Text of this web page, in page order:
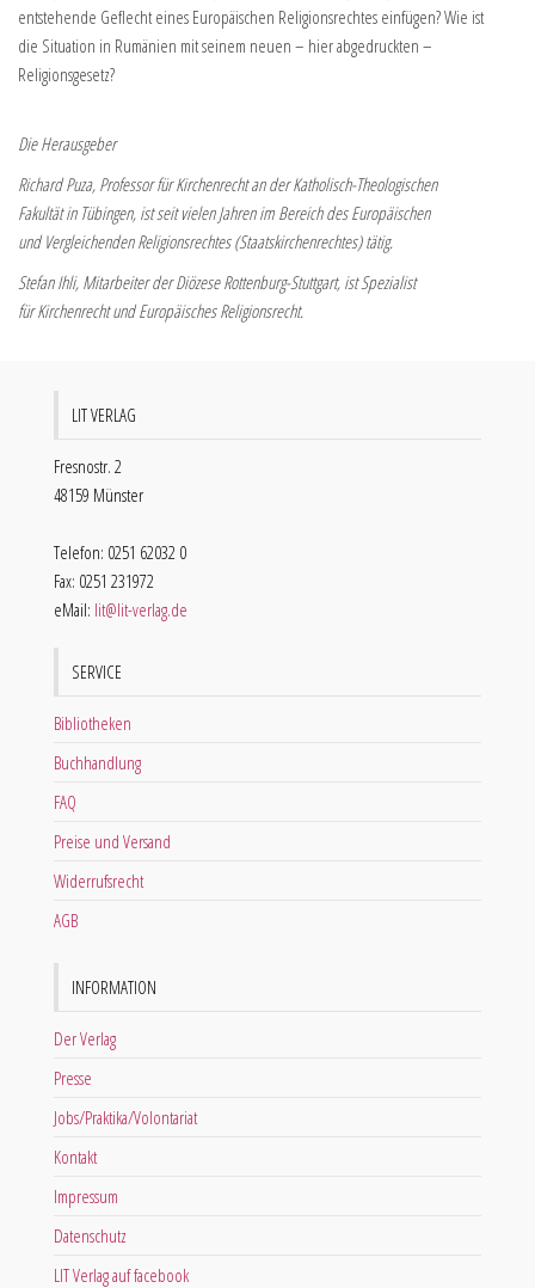
entstehende Geflecht eines Europäischen Religionsrechtes einfügen? Wie ist
die Situation in Rumänien mit seinem neuen – hier abgedruckten –
Religionsgesetz?
Die Herausgeber
Richard Puza, Professor für Kirchenrecht an der Katholisch-Theologischen
Fakultät in Tübingen, ist seit vielen Jahren im Bereich des Europäischen
und Vergleichenden Religionsrechtes (Staatskirchenrechtes) tätig.
Stefan Ihli, Mitarbeiter der Diözese Rottenburg-Stuttgart, ist Spezialist
für Kirchenrecht und Europäisches Religionsrecht.
LIT VERLAG
Fresnostr. 2
48159 Münster
Telefon: 0251 62032 0
Fax: 0251 231972
eMail: lit@lit-verlag.de
SERVICE
Bibliotheken
Buchhandlung
FAQ
Preise und Versand
Widerrufsrecht
AGB
INFORMATION
Der Verlag
Presse
Jobs/Praktika/Volontariat
Kontakt
Impressum
Datenschutz
LIT Verlag auf facebook